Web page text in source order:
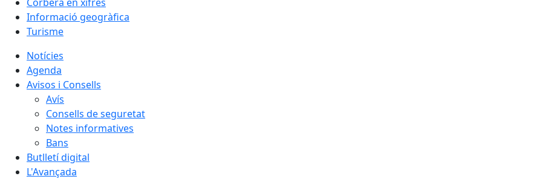
Informació geogràfica
Turisme
Notícies
Agenda
Avisos i Consells
Avís
Consells de seguretat
Notes informatives
Bans
Butlletí digital
L'Avançada